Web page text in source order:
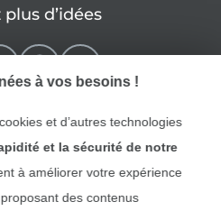
d’idées
à vos besoins !
et d’autres technologies
et la sécurité de notre
à améliorer votre expérience
des contenus